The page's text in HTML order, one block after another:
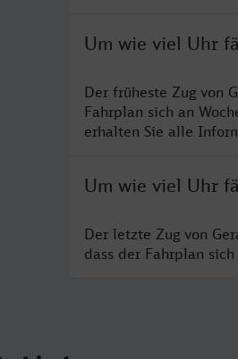
Um wie viel Uhr
Der früheste Zug von
Fahrplan sich an
erhalten Sie alle
Um wie viel Uhr
Der letzte Zug von
dass der Fahrplan